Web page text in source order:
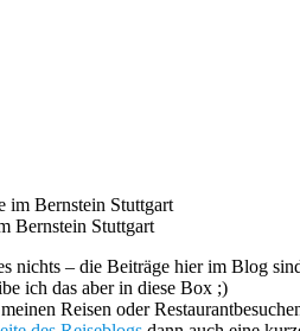
Bernstein Stuttgart
nichts – die Beiträge hier im Blog
ich das aber in diese Box ;)
Reisen oder